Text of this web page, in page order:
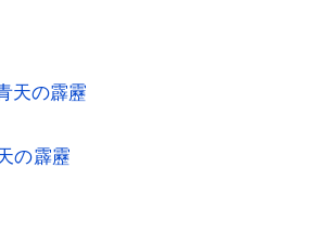
天の霹靂
の霹靂